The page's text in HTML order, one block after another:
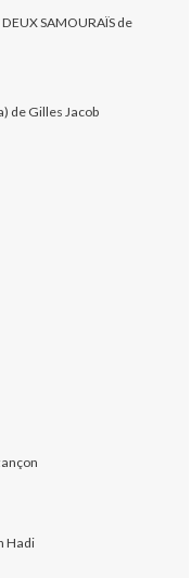
DEUX SAMOURAÏS de
de Gilles Jacob
Hadi